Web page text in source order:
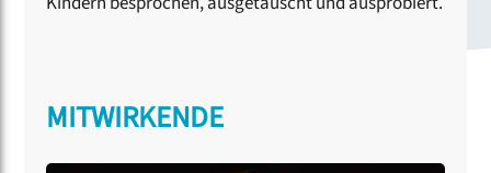
MITWIRKENDE